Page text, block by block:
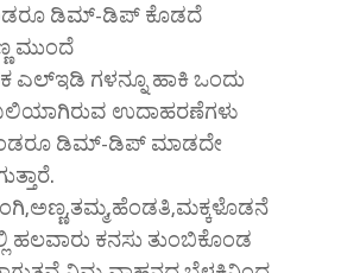
ಕಂಡರೂ ಡಿಮ್-ಡಿಪ್ ಕೊಡದೆ
ಮುಂದೆ
ಎಲ್ಇಡಿ ಗಳನ್ನೂ ಹಾಕಿ ಒಂದು
ಬಲಿಯಾಗಿರುವ ಉದಾಹರಣೆಗಳು
ಕಂಡರೂ ಡಿಮ್-ಡಿಪ್ ಮಾಡದೇ
ಹಲವಾರು ಕನಸು ತುಂಬಿಕೊಂಡ